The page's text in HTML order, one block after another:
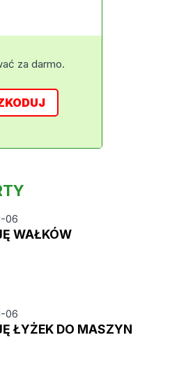
za darmo.
06
WAŁKÓW
06
ŁYŻEK DO MASZYN